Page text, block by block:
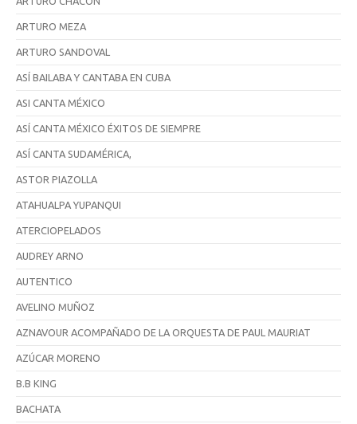
ARTURO MEZA
ARTURO SANDOVAL
ASÍ BAILABA Y CANTABA EN CUBA
ASI CANTA MÉXICO
ASÍ CANTA MÉXICO ÉXITOS DE SIEMPRE
ASÍ CANTA SUDAMÉRICA,
ASTOR PIAZOLLA
ATAHUALPA YUPANQUI
ATERCIOPELADOS
AUDREY ARNO
AUTENTICO
AVELINO MUÑOZ
AZNAVOUR ACOMPAÑADO DE LA ORQUESTA DE PAUL MAURIAT
AZÚCAR MORENO
B.B KING
BACHATA